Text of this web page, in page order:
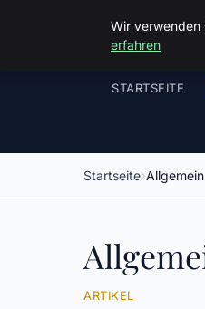
STARTSEITE
Startseite Allgemein
ARTIKEL
Wir verwenden
erfahren